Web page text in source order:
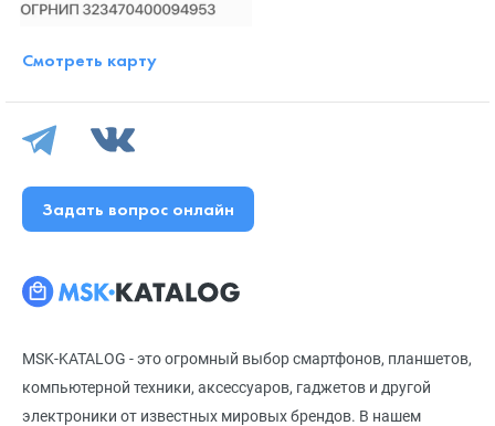
MSK-KATALOG - это огромный выбор смартфонов, планшетов,
компьютерной техники, аксессуаров, гаджетов и другой
электроники от известных мировых брендов. В нашем
Смотреть карту
Задать вопрос онлайн